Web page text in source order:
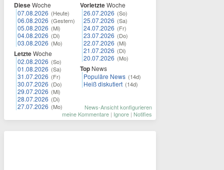
DieseWoche
07.08.2026 (Heute)
06.08.2026 (Gestern)
05.08.2026 (Mi)
04.08.2026 (Di)
03.08.2026 (Mo)
LetzteWoche
02.08.2026 (So)
01.08.2026 (Sa)
31.07.2026 (Fr)
30.07.2026 (Do)
29.07.2026 (Mi)
28.07.2026 (Di)
27.07.2026 (Mo)
VorletzteWoche
26.07.2026 (So)
25.07.2026 (Sa)
24.07.2026 (Fr)
23.07.2026 (Do)
22.07.2026 (Mi)
21.07.2026 (Di)
20.07.2026 (Mo)
Top News
Populäre News (14d)
Heiß diskutiert (14d)
News-Ansicht konfigurieren
meine Kommentare | Ignore | Notifies